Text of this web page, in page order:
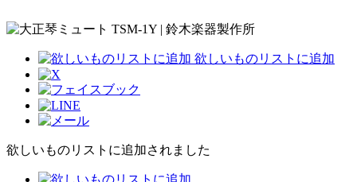
欲しいものリストに追加
欲しいものリストに追加されました